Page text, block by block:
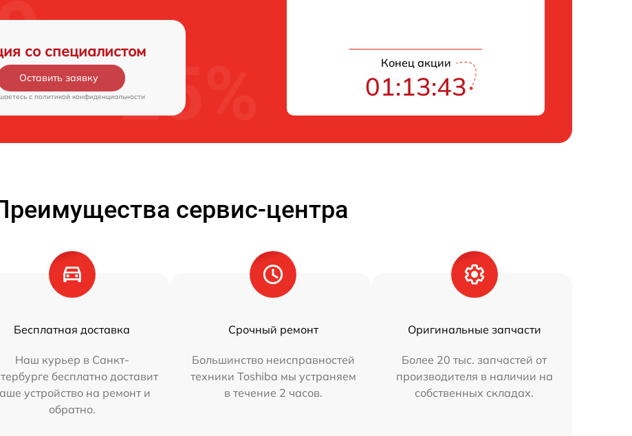
со специалистом
Оставить заявку
c политикой конфиденциальности
Конец акции
01:13:43
сервис-центра
Бесплатная доставка
Наш курьер в Санкт-
бесплатно доставит
устройство на ремонт и
обратно.
Срочный ремонт
Большинство неисправностей
техники Toshiba мы устраняем
в течение 2 часов.
Оригинальные запчасти
Более 20 тыс. запчастей от
производителя в наличии на
собственных складах.